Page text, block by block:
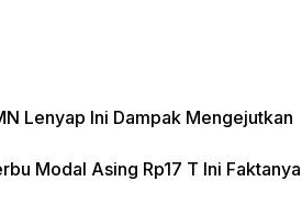
Lenyap Ini Dampak Mengejutkan
Modal Asing Rp17 T Ini Faktanya